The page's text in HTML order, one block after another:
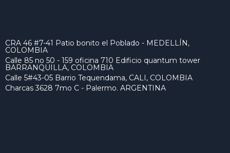
CRA 46 #7-41 Patio bonito el Poblado - MEDELLÍN,
COLOMBIA
Calle 85 no 50 - 159 oficina 710 Edificio quantum tower
BARRANQUILLA, COLOMBIA
Calle 5#43-05 Barrio Tequendama, CALI, COLOMBIA
Charcas 3628 7mo C - Palermo. ARGENTINA